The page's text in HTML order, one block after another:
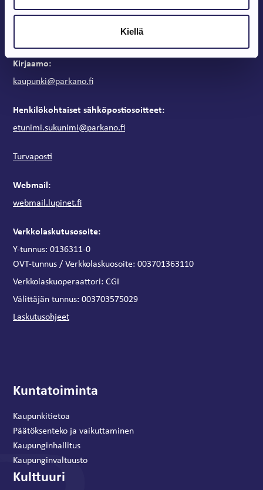
Kiellä
Vaihde:
Kirjaamo:
kaupunki@parkano.fi
Henkilökohtaiset sähköpostiosoitteet:
etunimi.sukunimi@parkano.fi
Turvaposti
Webmail:
webmail.lupinet.fi
Verkkolaskutusosoite:
Y-tunnus: 0136311-0
OVT-tunnus / Verkkolaskuosoite: 003701363110
Verkkolaskuoperaattori: CGI
Välittäjän tunnus:003703575029
Laskutusohjeet
Kuntatoiminta
Kaupunkitietoa
Päätöksenteko ja vaikuttaminen
Kaupunginhallitus
Kaupunginvaltuusto
Kulttuuri